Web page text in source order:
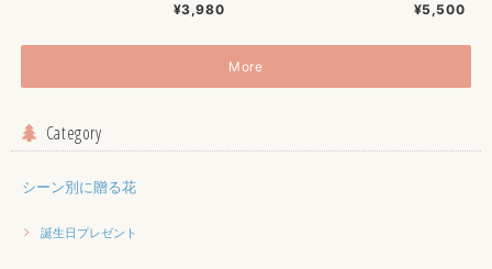
¥3,980
¥5,500
More
Category
シーン別に贈る花
誕生日プレゼント